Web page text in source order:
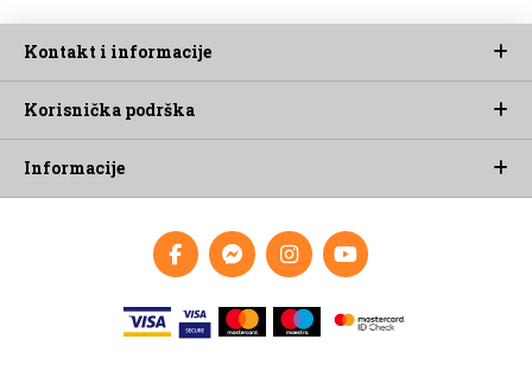
Kontakt i informacije
Korisnička podrška
Informacije